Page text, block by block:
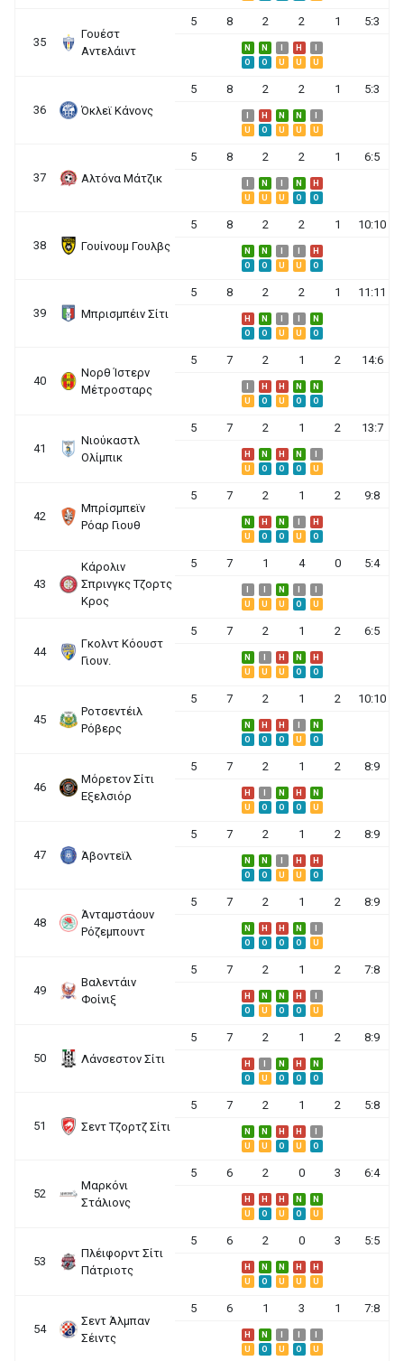
35
Γουέστ
Αντελάιντ
5 8 2 2 1 5:3
N N H
O
O U U U
36 Όκλεϊ Κάνονς
5 8 2 2 1 5:3
H N N
U
O U U U
37 Αλτόνα Μάτζικ
5 8 2 2 1 6:5
N N
H
U
U U O O
38 Γουίνουμ Γουλβς
5 8 2 2 1 10:10
N N
H
O
O U U O
39 Μπρισμπέιν Σίτι
5 8 2 2 1 11:11
H N
N
O
O U U O
40
Νορθ Ίστερν
Μέτροσταρς
5 7 2 1 2 14:6
H H N
N
U
O U O O
41
Νιούκαστλ
Ολίμπικ
5 7 2 1 2 13:7
H N H N
U
O O O U
42
Μπρίσμπεϊν
Ρόαρ Γιουθ
5 7 2 1 2 9:8
N H N
H
U
O O U O
43
Κάρολιν
Σπρινγκς Τζορτς
Κρος
5 7 1 4 0 5:4
N
U
U U O U
44
Γκολντ Κόουστ
Γιουν.
5 7 2 1 2 6:5
N H N
H
U
U U O O
45
Ροτσεντέιλ
Ρόβερς
5 7 2 1 2 10:10
N H H
N
O
O O U O
46
Μόρετον Σίτι
Εξελσιόρ
5 7 2 1 2 8:9
H N H
N
U
O O O U
47 Άβοντεϊλ
5 7 2 1 2 8:9
N N H
H
O
O U U O
48
Άνταμστάουν
Ρόζεμπουντ
5 7 2 1 2 8:9
N H H N
O
O O O U
49
Βαλεντάιν
Φοίνιξ
5 7 2 1 2 7:8
H N N H
O
U O O U
50 Λάνσεστον Σίτι
5 7 2 1 2 8:9
H N H
N
O
U O O O
51 Σεντ Τζορτζ Σίτι
5 7 2 1 2 5:8
N N H H
U
U O U O
52
Μαρκόνι
Στάλιονς
5 6 2 0 3 6:4
H H H N
N
U
O U O U
53
Πλέιφορντ Σίτι
Πάτριοτς
5 6 2 0 3 5:5
H N N H
H
U
O U U U
54
Σεντ Άλμπαν
Σέιντς
5 6 1 3 1 7:8
H N
U
O U O U